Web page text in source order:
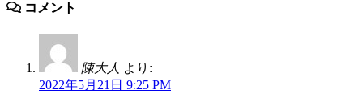
コメント
陳大人 より:
2022年5月21日 9:25 PM